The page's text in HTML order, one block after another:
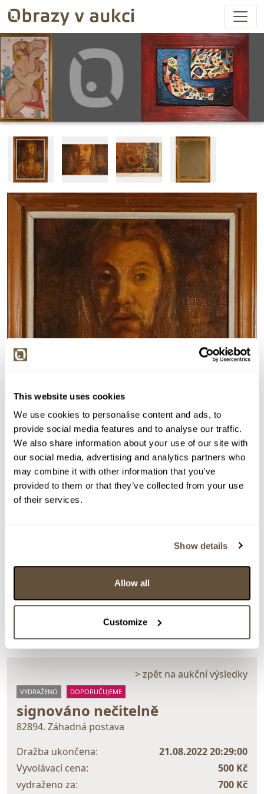
This website uses cookies
We use cookies to personalise content and ads, to
provide social media features and to analyse our traffic.
We also share information about your use of our site with
our social media, advertising and analytics partners who
may combine it with other information that you’ve
provided to them or that they’ve collected from your use
of their services.
Show details
Allow all
Customize
> Zobrazit detail položky a informace o autorovi
> zpět na aukční výsledky
VYDRAŽENO DOPORUČUJEME
signováno nečitelně
82894. Záhadná postava
Dražba ukončena:
21.08.2022 20:29:00
Vyvolávací cena:
500 Kč
vydraženo za:
700 Kč